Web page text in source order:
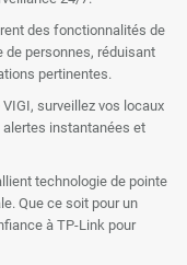
des fonctionnalités de
de personnes, réduisant
pertinentes.
surveillez vos locaux
alertes instantanées et
technologie de pointe
Que ce soit pour un
à TP-Link pour